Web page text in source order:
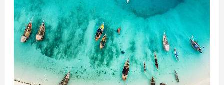
de
noticias
de
impacto
positivo